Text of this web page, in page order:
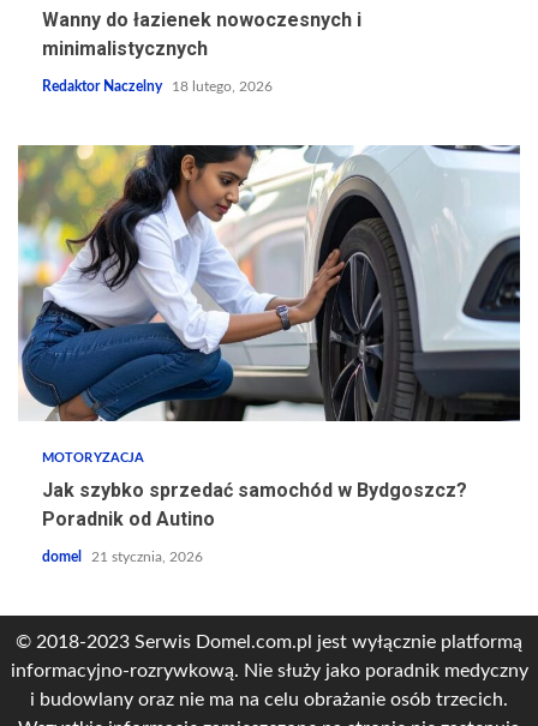
Wanny do łazienek nowoczesnych i
minimalistycznych
Redaktor Naczelny 18 lutego, 2026
MOTORYZACJA
Jak szybko sprzedać samochód w Bydgoszcz?
Poradnik od Autino
domel 21 stycznia, 2026
© 2018-2023 Serwis Domel.com.pl jest wyłącznie platformą
informacyjno-rozrywkową. Nie służy jako poradnik medyczny
i budowlany oraz nie ma na celu obrażanie osób trzecich.